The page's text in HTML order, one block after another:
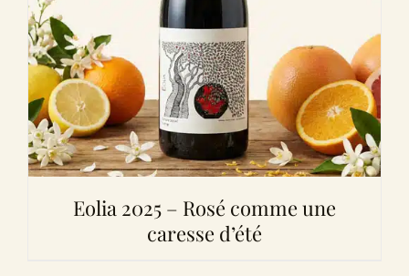
Eolia 2025 – Rosé comme une
caresse d’été